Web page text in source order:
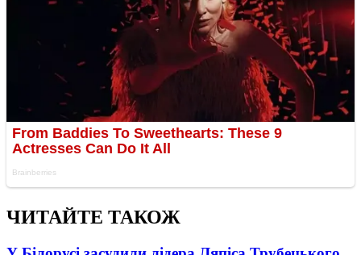
ЧИТАЙТЕ ТАКОЖ